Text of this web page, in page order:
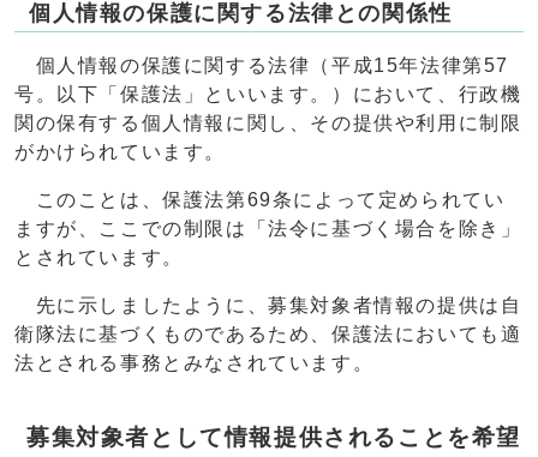
個人情報の保護に関する法律との関係性
個人情報の保護に関する法律（平成15年法律第57
号。以下「保護法」といいます。）において、行政機
関の保有する個人情報に関し、その提供や利用に制限
がかけられています。
このことは、保護法第69条によって定められてい
ますが、ここでの制限は「法令に基づく場合を除き」
とされています。
先に示しましたように、募集対象者情報の提供は自
衛隊法に基づくものであるため、保護法においても適
法とされる事務とみなされています。
募集対象者として情報提供されることを希望